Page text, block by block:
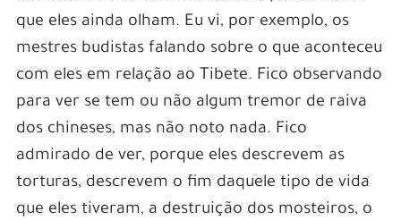
que eles ainda olham. Eu vi, por exemplo, os
mestres budistas falando sobre o que aconteceu
com eles em relação ao Tibete. Fico observando
para ver se tem ou não algum tremor de raiva
dos chineses, mas não noto nada. Fico
admirado de ver, porque eles descrevem as
torturas, descrevem o fim daquele tipo de vida
que eles tiveram, a destruição dos mosteiros, o